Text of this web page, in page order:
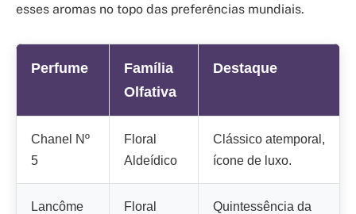
esses aromas no topo das preferências mundiais.
Perfume
Família
Olfativa
Destaque
Chanel Nº
5
Floral
Aldeídico
Clássico atemporal,
ícone de luxo.
Lancôme
Floral
Quintessência da